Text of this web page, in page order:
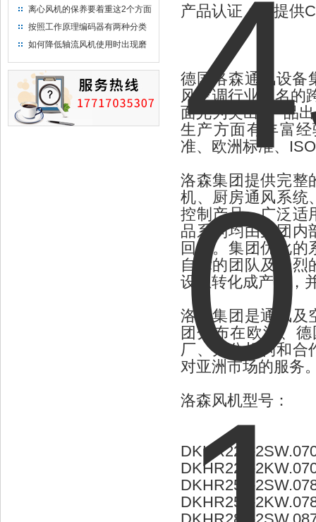
意义所在
离心风机的保养要着重这2个方面
按照工作原理编码器有两种分类
如何降低轴流风机使用时出现磨
产品认证：可提供
德国洛森通风设备
风空调行业著名的
面尤为突出, 产品
生产方面有丰富
准、欧洲标准、
洛森集团提供完整
机、厨房通风系统
控制产品，广泛适
品系列均由集团内
回复。集团优化
自律的团队及强
设想转化成产品，
洛森集团是通风及
团分布在欧洲、
厂、办公机构和合
对亚洲市场的服务
洛森风机型号：
DKHR225-
DKHR225-
DKHR250-
DKHR250-